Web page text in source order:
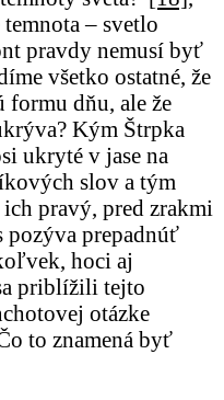
– svetlo
pravdy nemusí byť
všetko ostatné, že
formu dňu, ale že
Kým Štrpka
ukryté v jase na
slov a tým
pravý, pred zrakmi
pozýva prepadnúť
hoci aj
priblížili tejto
otázke
to znamená byť